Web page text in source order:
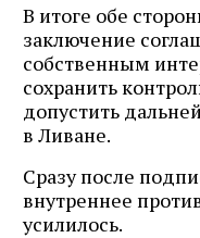
В итоге обе
заключение
собственным
сохранить
допустить
в Ливане.
Сразу после
внутреннее
усилилось.